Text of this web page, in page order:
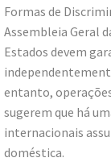
Formas de
Assembleia Geral
Estados devem
entanto,
sugerem que há
internacionais
doméstica.